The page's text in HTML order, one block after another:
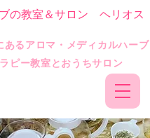
るアロマ・メディカルハーブ
ピー教室とおうちサロン
の教室＆サロン ヘリオス